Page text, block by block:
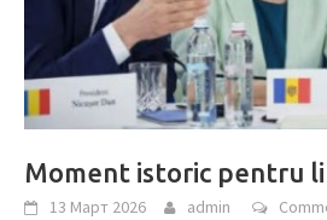
Moment istoric pentru
13 Март 2026 admin